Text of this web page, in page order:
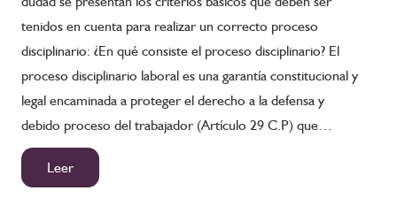
tenidos en cuenta para realizar un correcto proceso
disciplinario: ¿En qué consiste el proceso disciplinario? El
proceso disciplinario laboral es una garantía constitucional y
legal encaminada a proteger el derecho a la defensa y
debido proceso del trabajador (Artículo 29 C.P) que…
Leer